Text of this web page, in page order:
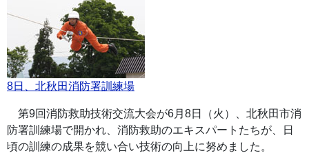
8日、北秋田消防署訓練場
第9回消防救助技術交流大会が6月8日（火）、北秋田市消
防署訓練場で開かれ、消防救助のエキスパートたちが、日
頃の訓練の成果を競い合い技術の向上に努めました。